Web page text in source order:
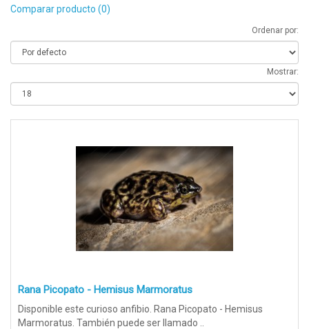
Comparar producto (0)
Ordenar por:
Mostrar:
Rana Picopato - Hemisus Marmoratus
Disponible este curioso anfibio. Rana Picopato - Hemisus
Marmoratus. También puede ser llamado ..